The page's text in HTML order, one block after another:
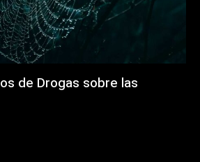
de Drogas sobre las